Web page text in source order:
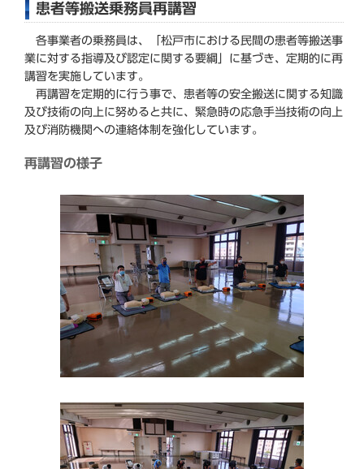
患者等搬送乗務員再講習
各事業者の乗務員は、「松戸市における民間の患者等搬送事
業に対する指導及び認定に関する要綱」に基づき、定期的に再
講習を実施しています。
再講習を定期的に行う事で、患者等の安全搬送に関する知識
及び技術の向上に努めると共に、緊急時の応急手当技術の向上
及び消防機関への連絡体制を強化しています。
再講習の様子